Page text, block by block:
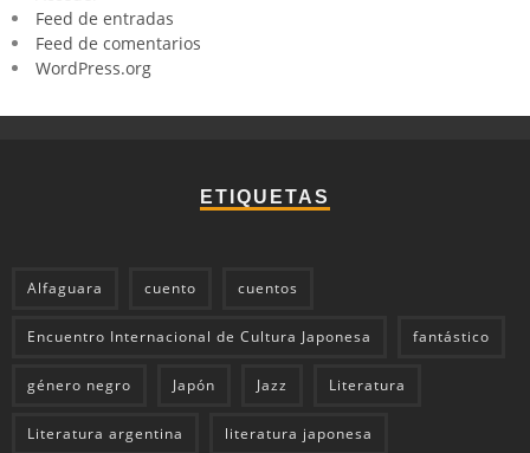
Feed de entradas
Feed de comentarios
WordPress.org
ETIQUETAS
Alfaguara cuento cuentos
Encuentro Internacional de Cultura Japonesa fantástico
género negro Japón Jazz Literatura
Literatura argentina literatura japonesa